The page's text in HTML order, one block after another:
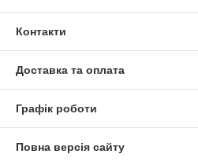
Контакти
Доставка та оплата
Графік роботи
Повна версія сайту